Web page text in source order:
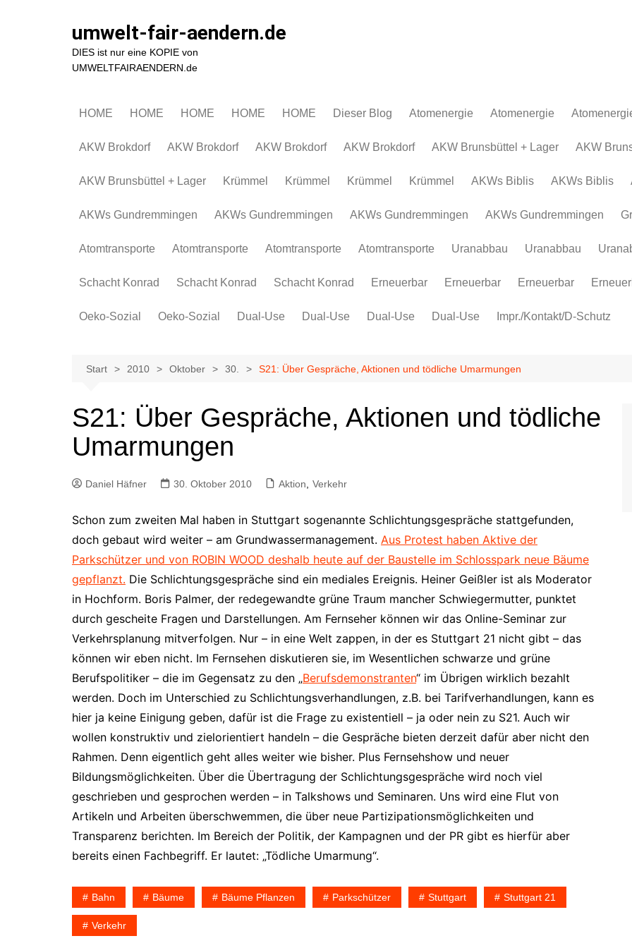
umwelt-fair-aendern.de
DIES ist nur eine KOPIE von
UMWELTFAIRAENDERN.de
HOME HOME HOME HOME HOME Dieser Blog Atomenergie
Atomkraftwerke
AKW
Krümmel
AKWs Biblis
Atomenergie
Atomkraftwerke
Atommüll
Rohstoffe und Konflikte
Atommüll
Rohstoffe
AKW Brokdorf AKW Brokdorf AKW Brokdorf AKW Brokdorf AKW Brunsbüttel + Lager AKW
AKW Brunsbüttel + Lager Krümmel Krümmel Krümmel Krümmel AKWs Biblis AKWs Biblis
AKWs Gundremmingen AKWs Gundremmingen AKWs Gundremmingen AKWs Gundremmingen
Atomtransporte Atomtransporte Atomtransporte Atomtransporte Uranabbau Uranabbau
Schacht Konrad Schacht Konrad Schacht Konrad Erneuerbar Erneuerbar Erneuerbar
Oeko-Sozial
Arbeitsplätze
IG Metall
Oeko-Sozial
Arbeitsplätze
IG Metall
Dual-Use Dual-Use Dual-Use Dual-Use Impr./Kontakt/D-Schutz
Start 2010 Oktober 30. S21: Über Gespräche, Aktionen und tödliche Umarmungen
S21: Über Gespräche, Aktionen und tödliche
Umarmungen
Daniel Häfner 30. Oktober 2010 Aktion Verkehr
Schon zum zweiten Mal haben in Stuttgart sogenannte Schlichtungsgespräche stattgefunden,
doch gebaut wird weiter – am Grundwassermanagement. Aus Protest haben Aktive der
Parkschützer und von ROBIN WOOD deshalb heute auf der Baustelle im Schlosspark neue Bäume
gepflanzt. Die Schlichtungsgespräche sind ein mediales Ereignis. Heiner Geißler ist als Moderator
in Hochform. Boris Palmer, der redegewandte grüne Traum mancher Schwiegermutter, punktet
durch gescheite Fragen und Darstellungen. Am Fernseher können wir das Online-Seminar zur
Verkehrsplanung mitverfolgen. Nur – in eine Welt zappen, in der es Stuttgart 21 nicht gibt – das
können wir eben nicht. Im Fernsehen diskutieren sie, im Wesentlichen schwarze und grüne
Berufspolitiker – die im Gegensatz zu den „Berufsdemonstranten“ im Übrigen wirklich bezahlt
werden. Doch im Unterschied zu Schlichtungsverhandlungen, z.B. bei Tarifverhandlungen, kann es
hier ja keine Einigung geben, dafür ist die Frage zu existentiell – ja oder nein zu S21. Auch wir
wollen konstruktiv und zielorientiert handeln – die Gespräche bieten derzeit dafür aber nicht den
Rahmen. Denn eigentlich geht alles weiter wie bisher. Plus Fernsehshow und neuer
Bildungsmöglichkeiten. Über die Übertragung der Schlichtungsgespräche wird noch viel
geschrieben und gesprochen werden – in Talkshows und Seminaren. Uns wird eine Flut von
Artikeln und Arbeiten überschwemmen, die über neue Partizipationsmöglichkeiten und
Transparenz berichten. Im Bereich der Politik, der Kampagnen und der PR gibt es hierfür aber
bereits einen Fachbegriff. Er lautet: „Tödliche Umarmung“.
Bahn Bäume Bäume Pflanzen Parkschützer Stuttgart Stuttgart 21
Verkehr